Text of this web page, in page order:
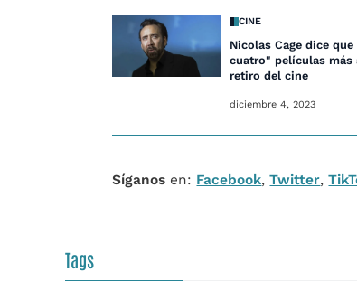
CINE
Nicolas Cage dice
cuatro" películas más
retiro del cine
diciembre 4, 2023
Síganos en: Facebook,Twitter,
Tags